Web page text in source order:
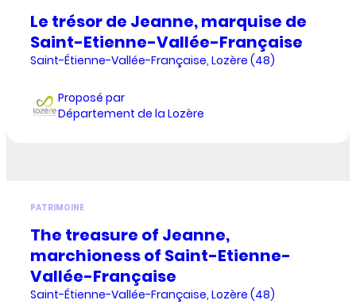
Le trésor de Jeanne, marquise de
Saint-Etienne-Vallée-Française
Saint-Étienne-Vallée-Française, Lozère (48)
Proposé par
Département de la Lozère
PATRIMOINE
The treasure of Jeanne,
marchioness of Saint-Etienne-
Vallée-Française
Saint-Étienne-Vallée-Française, Lozère (48)